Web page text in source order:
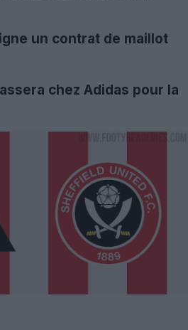
un contrat de maillot
chez Adidas pour la